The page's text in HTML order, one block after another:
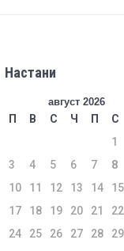
Настани
август 2026
П В С Ч П С
1
3
4 5 6 7 8
10
11 12 13 14 15
17
18 19 20 21 22
24
25 26 27 28 29